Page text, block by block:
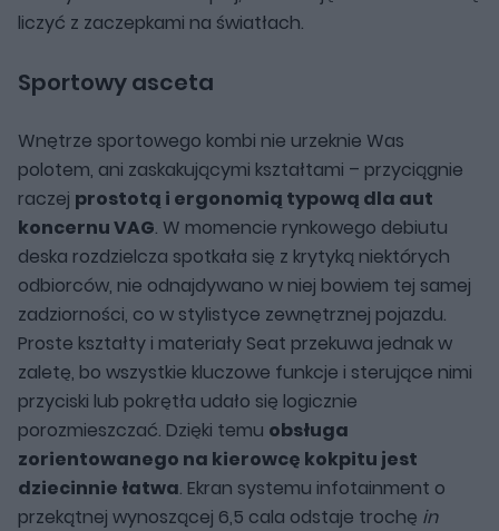
liczyć z zaczepkami na światłach.
Sportowy asceta
Wnętrze sportowego kombi nie urzeknie Was
polotem, ani zaskakującymi kształtami – przyciągnie
raczej prostotą i ergonomią typową dla aut
koncernu VAG. W momencie rynkowego debiutu
deska rozdzielcza spotkała się z krytyką niektórych
odbiorców, nie odnajdywano w niej bowiem tej samej
zadziorności, co w stylistyce zewnętrznej pojazdu.
Proste kształty i materiały Seat przekuwa jednak w
zaletę, bo wszystkie kluczowe funkcje i sterujące nimi
przyciski lub pokrętła udało się logicznie
porozmieszczać. Dzięki temu obsługa
zorientowanego na kierowcę kokpitu jest
dziecinnie łatwa. Ekran systemu infotainment o
przekątnej wynoszącej 6,5 cala odstaje trochę in